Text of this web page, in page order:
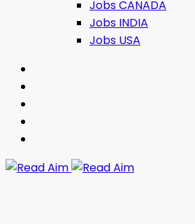
Jobs CANADA
Jobs INDIA
Jobs USA
Read Aim